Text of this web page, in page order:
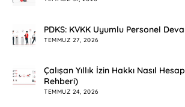
PDKS: KVKK Uyumlu Personel
TEMMUZ 27, 2026
Çalışan Yıllık İzin Hakkı Nasıl
Rehberi)
TEMMUZ 24, 2026